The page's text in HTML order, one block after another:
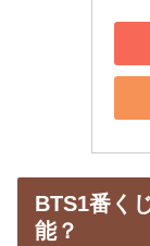
BTS1番く
能？